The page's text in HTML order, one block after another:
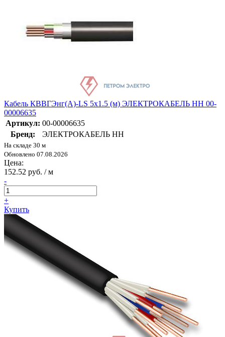
Кабель КВВГЭнг(А)-LS 5х1.5 (м) ЭЛЕКТРОКАБЕЛЬ НН 00-
00006635
Артикул: 00-00006635
Бренд:
ЭЛЕКТРОКАБЕЛЬ НН
На складе 30 м
Обновлено 07.08.2026
Цена:
152.52 руб. / м
-
+
Купить